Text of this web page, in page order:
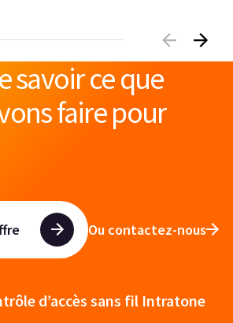
savoir ce que
faire pour
Ou contactez-nous
d’accès sans fil Intratone